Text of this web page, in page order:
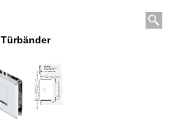
Türbänder